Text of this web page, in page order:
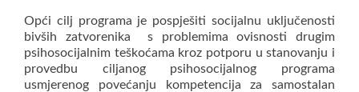
Opći cilj programa je pospješiti socijalnu uključenosti
bivših zatvorenika s problemima ovisnosti drugim
psihosocijalnim teškoćama kroz potporu u stanovanju i
provedbu ciljanog psihosocijalnog programa
usmjerenog povećanju kompetencija za samostalan